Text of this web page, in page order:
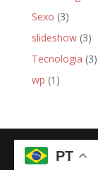
Sexo (3)
slideshow(3)
Tecnologia (3)
wp (1)
PT